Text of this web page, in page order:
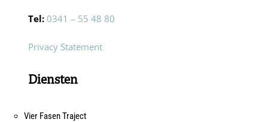
Tel: 0341 – 55 48 80
Privacy Statement
Diensten
Vier Fasen Traject